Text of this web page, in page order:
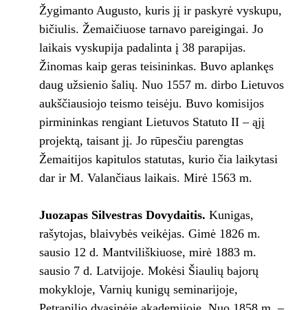
Žygimanto Augusto, kuris jį ir paskyrė vyskupu,
bičiulis. Žemaičiuose tarnavo pareigingai. Jo
laikais vyskupija padalinta į 38 parapijas.
Žinomas kaip geras teisininkas. Buvo aplankęs
daug užsienio šalių. Nuo 1557 m. dirbo Lietuvos
aukščiausiojo teismo teisėju. Buvo komisijos
pirmininkas rengiant Lietuvos Statuto II – ąjį
projektą, taisant jį. Jo rūpesčiu parengtas
Žemaitijos kapitulos statutas, kurio čia laikytasi
dar ir M. Valančiaus laikais. Mirė 1563 m.
Juozapas Silvestras Dovydaitis. Kunigas,
rašytojas, blaivybės veikėjas. Gimė 1826 m.
sausio 12 d. Mantviliškiuose, mirė 1883 m.
sausio 7 d. Latvijoje. Mokėsi Šiaulių bajorų
mokykloje, Varnių kunigų seminarijoje,